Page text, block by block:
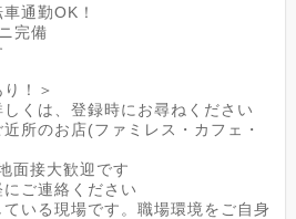
通勤OK！
完備
！＞
しくは、登録時にお尋ねください
所のお店(ファミレス・カフェ・
面接大歓迎です
にご連絡ください
ている現場です。職場環境をご自身